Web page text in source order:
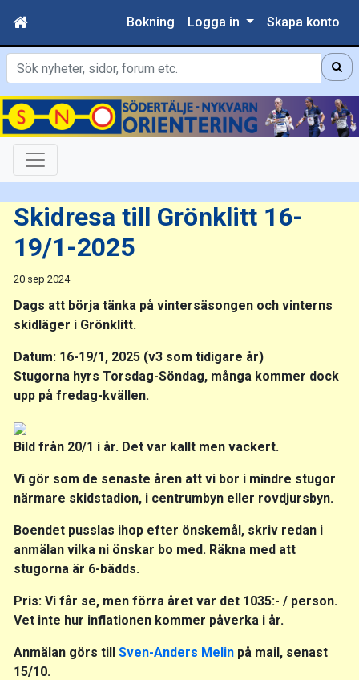
Bokning Logga in Skapa konto
Sök
Skidresa till Grönklitt 16-
19/1-2025
20 sep 2024
Dags att börja tänka på vintersäsongen och vinterns
skidläger i Grönklitt.
Datum: 16-19/1, 2025 (v3 som tidigare år)
Stugorna hyrs Torsdag-Söndag, många kommer dock
upp på fredag-kvällen.
Bild från 20/1 i år. Det var kallt men vackert.
Vi gör som de senaste åren att vi bor i mindre stugor
närmare skidstadion, i centrumbyn eller rovdjursbyn.
Boendet pusslas ihop efter önskemål, skriv redan i
anmälan vilka ni önskar bo med. Räkna med att
stugorna är 6-bädds.
Pris: Vi får se, men förra året var det 1035:- / person.
Vet inte hur inflationen kommer påverka i år.
Anmälan görs till Sven-Anders Melin på mail, senast
15/10.